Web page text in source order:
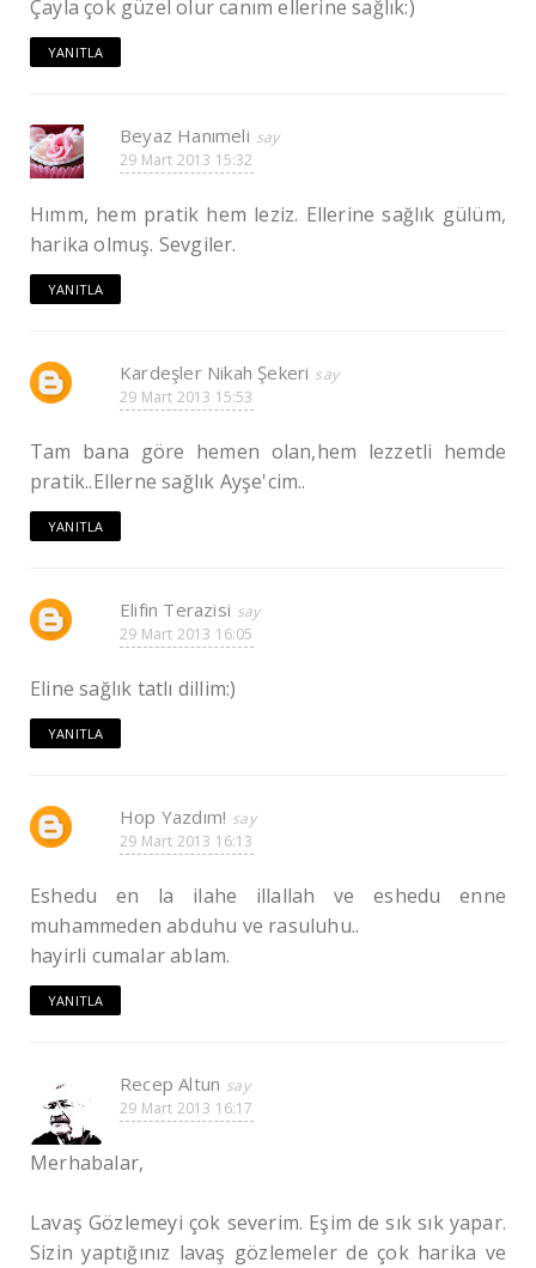
Çayla çok güzel olur canım ellerine sağlık:)
YANITLA
Beyaz Hanımeli
29 Mart 2013 15:32
Hımm, hem pratik hem leziz. Ellerine sağlık gülüm,
harika olmuş. Sevgiler.
YANITLA
Kardeşler Nikah Şekeri
29 Mart 2013 15:53
Tam bana göre hemen olan,hem lezzetli hemde
pratik..Ellerne sağlık Ayşe'cim..
YANITLA
Elifin Terazisi
29 Mart 2013 16:05
Eline sağlık tatlı dillim:)
YANITLA
Hop Yazdım!
29 Mart 2013 16:13
Eshedu en la ilahe illallah ve eshedu enne
muhammeden abduhu ve rasuluhu..
hayirli cumalar ablam.
YANITLA
Recep Altun
29 Mart 2013 16:17
Merhabalar,
Lavaş Gözlemeyi çok severim. Eşim de sık sık yapar.
Sizin yaptığınız lavaş gözlemeler de çok harika ve